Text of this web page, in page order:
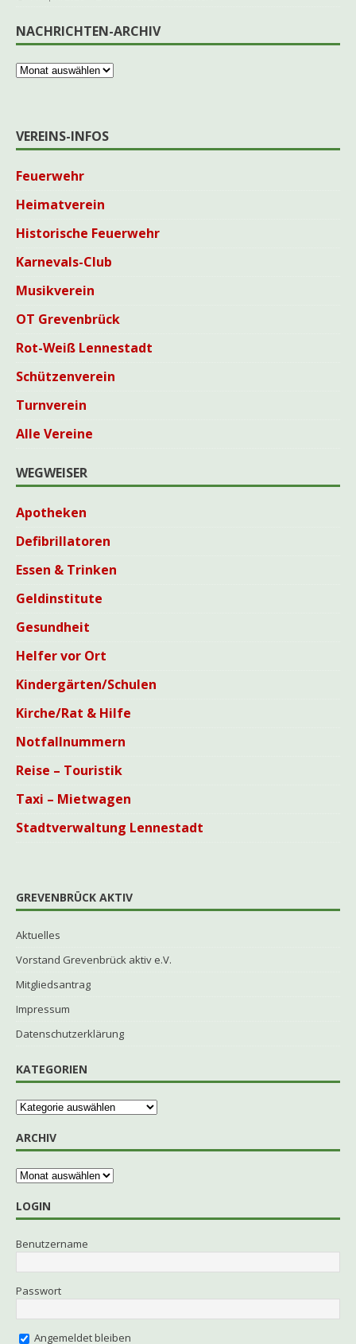
NACHRICHTEN-ARCHIV
VEREINS-INFOS
Feuerwehr
Heimatverein
Historische Feuerwehr
Karnevals-Club
Musikverein
OT Grevenbrück
Rot-Weiß Lennestadt
Schützenverein
Turnverein
Alle Vereine
WEGWEISER
Apotheken
Defibrillatoren
Essen & Trinken
Geldinstitute
Gesundheit
Helfer vor Ort
Kindergärten/Schulen
Kirche/Rat & Hilfe
Notfallnummern
Reise – Touristik
Taxi – Mietwagen
Stadtverwaltung Lennestadt
GREVENBRÜCK AKTIV
Aktuelles
Vorstand Grevenbrück aktiv e.V.
Mitgliedsantrag
Impressum
Datenschutzerklärung
KATEGORIEN
ARCHIV
LOGIN
Benutzername
Passwort
Angemeldet bleiben